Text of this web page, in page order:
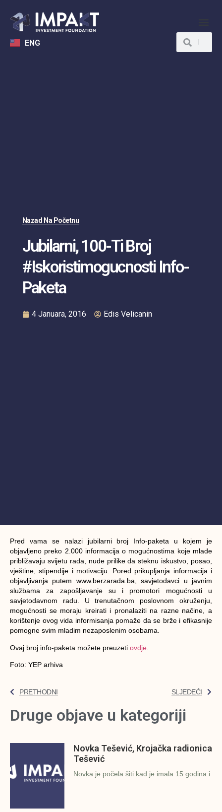
ENG
Nazad Na Početnu
Jubilarni, 100-Ti Broj
#iskoristimogucnosti Info-
Paketa
4 Januara, 2016 Edis Velicanin
Pred vama se nalazi jubilarni broj Info-paketa u kojem je
objavljeno preko 2.000 informacija o mogućnostima koje mlade
približavaju svijetu rada, nude prilike da steknu iskustvo, posao,
vještine, stipendije i motivaciju. Pored prikupljanja informacija i
objavljivanja putem www.berzarada.ba, savjetodavci u javnim
službama za zapošljavanje su i promotori mogućnosti u
savjetodavnom radu. U trenutačnom poslovnom okruženju,
mogućnosti se moraju kreirati i pronalaziti na razne načine, a
korištenje ovog vida informisanja pomaže da se brže i efikasnije
pomogne svim mladim nezaposlenim osobama.
Ovaj broj info-paketa možete preuzeti ovdje.
Foto: YEP arhiva
PRETHODNI SLJEDEĆI
Druge objave u kategoriji
Novka Tešević, Krojačka radionica
Tešević
Novka je počela šiti kad je imala 15 godina i